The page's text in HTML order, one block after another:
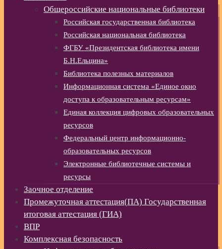
Общероссийские национальные библиотеки
Российская государственная библиотека
Российская национальная библиотека
ФГБУ «Президентская библиотека имени
Б.Н.Ельцина»
Библиотека полезных материалов
Информационная система «Единое окно
доступа к образовательным ресурсам»
Единая коллекция цифровых образовательных
ресурсов
Федеральный центр информационно-
образовательных ресурсов
Электронные библиотечные системы и
ресурсы
Заочное отделение
Промежуточная аттестация(ПА) Государственная
итоговая аттестация (ГИА)
ВПР
Комплексная безопасность